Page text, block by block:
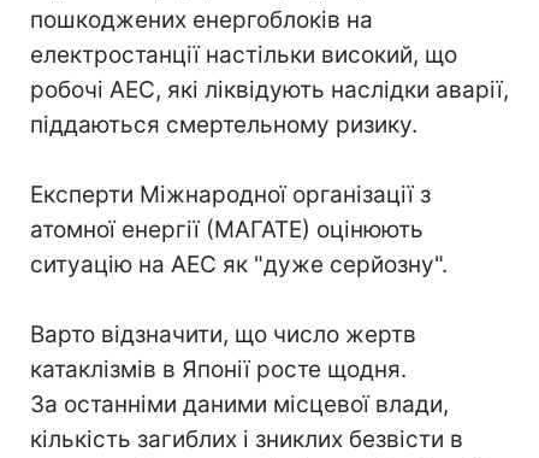
пошкоджених енергоблоків на
електростанції настільки високий, що
робочі АЕС, які ліквідують наслідки аварії,
піддаються смертельному ризику.
Експерти Міжнародної організації з
атомної енергії (МАГАТЕ) оцінюють
ситуацію на АЕС як "дуже серйозну".
Варто відзначити, що число жертв
катаклізмів в Японії росте щодня.
За останніми даними місцевої влади,
кількість загиблих і зниклих безвісти в